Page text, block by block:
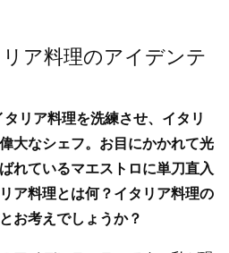
ア料理のアイデンテ
リア料理を洗練させ、イタリ
大なシェフ。お目にかかれて光
れているマエストロに単刀直入
ア料理とは何？イタリア料理の
お考えでしょうか？